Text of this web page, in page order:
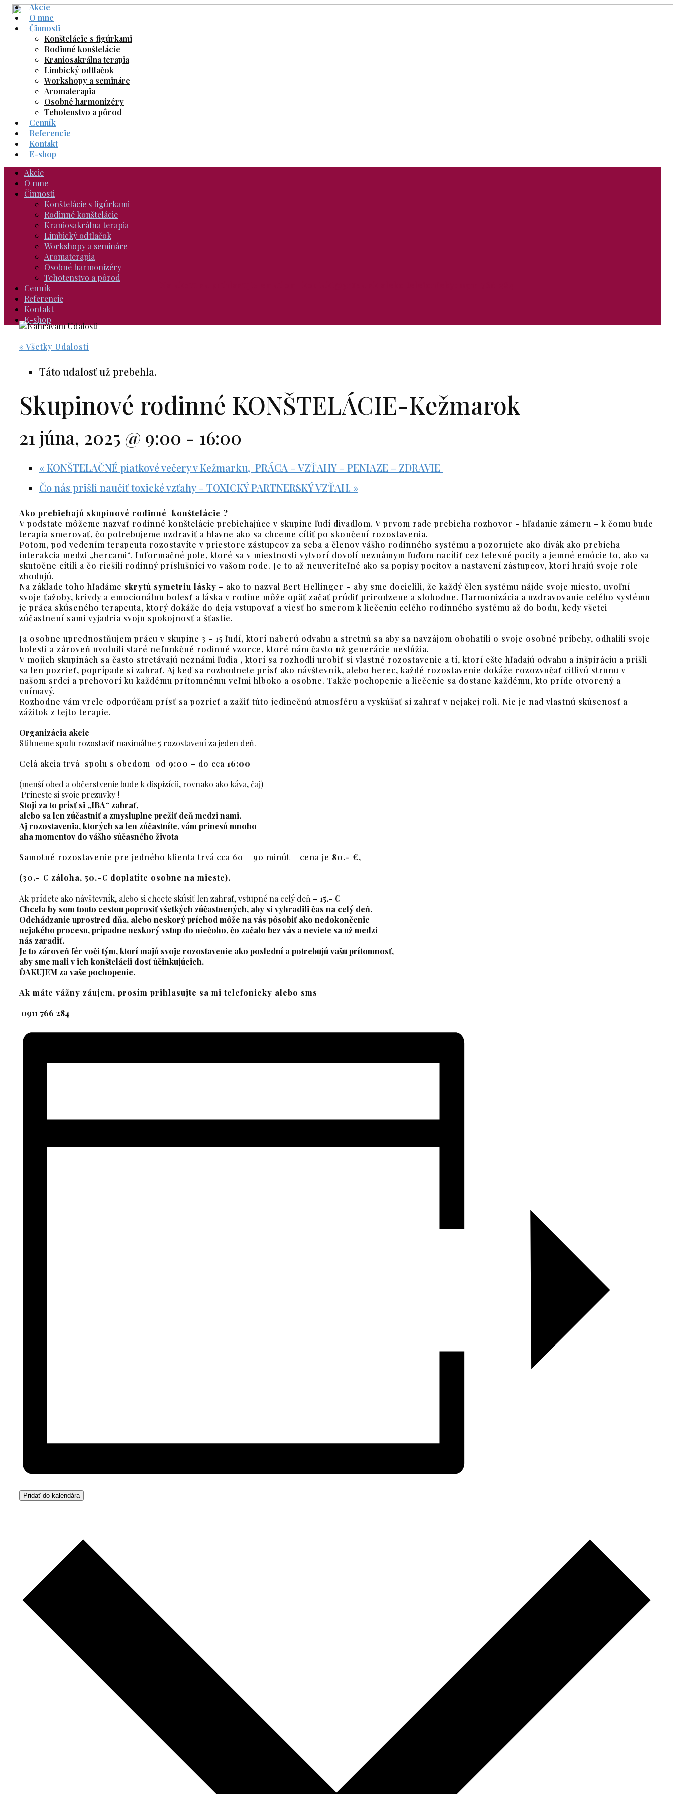
Skip
content
Akcie
O mne
Činnosti
Konštelácie s figúrkami
Rodinné konštelácie
Kraniosakrálna terapia
Limbický odtlačok
Workshopy a semináre
Aromaterapia
Osobné harmonizéry
Tehotenstvo a pôrod
Cenník
Referencie
Kontakt
E-shop
Akcie
O mne
Činnosti
Konštelácie s figúrkami
Rodinné konštelácie
Kraniosakrálna terapia
Limbický odtlačok
Workshopy a semináre
Aromaterapia
Osobné harmonizéry
Tehotenstvo a pôrod
Cenník
Referencie
Kontakt
E-shop
« Všetky Udalosti
Táto udalosť už prebehla.
Skupinové rodinné KONŠTELÁCIE-Kežmarok
21 júna, 2025 @ 9:00 - 16:00
«KONŠTELAČNÉ piatkové večery v Kežmarku, PRÁCA – VZŤAHY – PENIAZE – ZDRAVIE
Čo nás prišli naučiť toxické vzťahy – TOXICKÝ PARTNERSKÝ VZŤAH. »
Ako prebiehajú skupinové rodinné konštelácie ?
V podstate môžeme nazvať rodinné konštelácie prebiehajúce v skupine ľudí divadlom. V prvom rade prebieha rozhovor – hľadanie zámeru – k čomu bude
terapia smerovať, čo potrebujeme uzdraviť a hlavne ako sa chceme cítiť po skončení rozostavenia.
Potom, pod vedením terapeuta rozostavíte v priestore zástupcov za seba a členov vášho rodinného systému a pozorujete ako divák ako prebieha
interakcia medzi „hercami“. Informačné pole, ktoré sa v miestnosti vytvorí dovolí neznámym ľuďom nacítiť cez telesné pocity a jemné emócie to, ako sa
skutočne cítili a čo riešili rodinný príslušníci vo vašom rode. Je to až neuveriteľné ako sa popisy pocitov a nastavení zástupcov, ktorí hrajú svoje role
zhodujú.
Na základe toho hľadáme skrytú symetriu lásky – ako to nazval Bert Hellinger – aby sme docielili, že každý člen systému nájde svoje miesto, uvoľní
svoje ťažoby, krivdy a emocionálnu bolesť a láska v rodine môže opäť začať prúdiť prirodzene a slobodne. Harmonizácia a uzdravovanie celého systému
je práca skúseného terapeuta, ktorý dokáže do deja vstupovať a viesť ho smerom k liečeniu celého rodinného systému až do bodu, kedy všetci
zúčastnení sami vyjadria svoju spokojnosť a šťastie.
Ja osobne uprednostňujem prácu v skupine 3 – 15 ľudí, ktorí naberú odvahu a stretnú sa aby sa navzájom obohatili o svoje osobné príbehy, odhalili svoje
bolesti a zároveň uvolnili staré nefunkčné rodinné vzorce, ktoré nám často už generácie neslúžia.
V mojich skupinách sa často stretávajú neznámi ľudia , ktorí sa rozhodli urobiť si vlastné rozostavenie a tí, ktorí ešte hľadajú odvahu a inšpiráciu a prišli
sa len pozrieť, poprípade si zahrať. Aj keď sa rozhodnete prísť ako návštevník, alebo herec, každé rozostavenie dokáže rozozvučať citlivú strunu v
našom srdci a prehovorí ku každému prítomnému veľmi hlboko a osobne. Takže pochopenie a liečenie sa dostane každému, kto príde otvorený a
vnímavý.
Rozhodne vám vrele odporúčam prísť sa pozrieť a zažiť túto jedinečnú atmosféru a vyskúšať si zahrať v nejakej roli. Nie je nad vlastnú skúsenosť a
zážitok z tejto terapie.
Organizácia akcie
Stihneme spolu rozostaviť maximálne 5 rozostavení za jeden deň.
Celá akcia trvá spolu s obedom od 9:00 – do cca 16:00
(menší obed a občerstvenie bude k dispizícii, rovnako ako káva, čaj)
Prineste si svoje prezuvky !
Stojí za to prísťsi „IBA“ zahrať,
alebo sa len zúčastniť a zmysluplne prežiť deň medzi nami.
Aj rozostavenia, ktorých sa len zúčastníte, vám prinesú mnoho
aha momentov do vášho súčasného života
Samotné rozostavenie pre jedného klienta trvá cca 60 – 90 minút – cena je 80.- €,
(30.- € záloha, 50.-€ doplatíte osobne na mieste).
Ak prídete ako návštevník, alebo si chcete skúsiť len zahrať, vstupné na celý deň – 15.- €
Chcela by som touto cestou poprosiť všetkých zúčastnených, aby si vyhradili čas na celý deň.
Odchádzanie uprostred dňa, alebo neskorý príchod môže na vás pôsobiť ako nedokončenie
nejakého procesu, prípadne neskorý vstup do niečoho, čo začalo bez vás a neviete sa už medzi
nás zaradiť.
Je to zároveň fér voči tým, ktorí majú svoje rozostavenie ako poslední a potrebujú vašu prítomnosť,
aby sme mali v ich konštelácii dosť účinkujúcich.
ĎAKUJEM za vaše pochopenie.
Ak máte vážny záujem, prosím prihlasujte sa mi telefonicky alebo sms
0911 766 284
Pridať do kalendára